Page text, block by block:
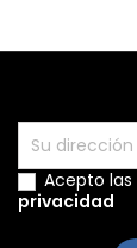
Acepto las
privacidad